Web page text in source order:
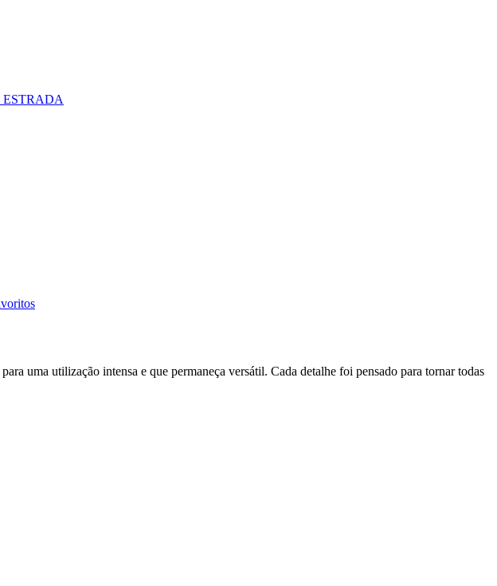
uma utilização intensa e que permaneça versátil. Cada detalhe foi pensado para tornar todas